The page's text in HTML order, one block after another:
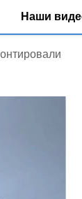
Наши